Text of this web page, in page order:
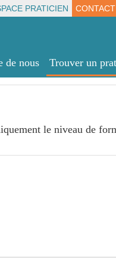
PRATICIEN CONTACT
de nous Trouver un
le niveau de